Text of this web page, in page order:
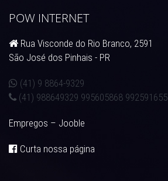
POW INTERNET
Rua Visconde do Rio Branco, 2591
São José dos Pinhais - PR
(41) 9 8864-9329
(41) 988649329 995605868 992591655
Empregos – Jooble
Curta nossa página